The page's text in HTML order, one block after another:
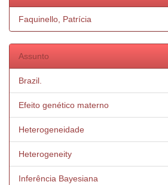
Faquinello, Patrícia
Assunto
Brazil.
Efeito genético materno
Heterogeneidade
Heterogeneity
Inferência Bayesiana